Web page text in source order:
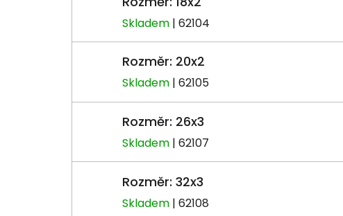
Skladem | 62104
Rozměr: 20x2
Skladem | 62105
Rozměr: 26x3
Skladem | 62107
Rozměr: 32x3
Skladem | 62108